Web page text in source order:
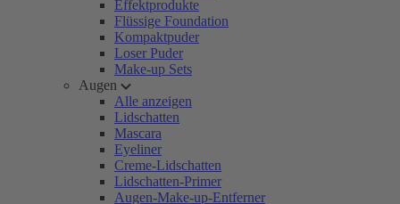
Effektprodukte
Flüssige Foundation
Kompaktpuder
Loser Puder
Make-up Sets
Augen
Alle anzeigen
Lidschatten
Mascara
Eyeliner
Creme-Lidschatten
Lidschatten-Primer
Augen-Make-up-Entferner